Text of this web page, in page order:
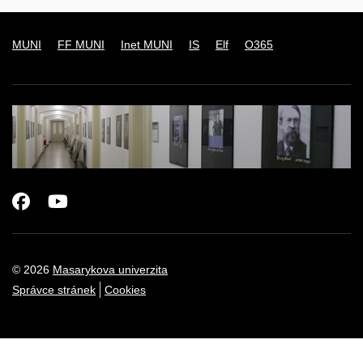
MUNI FF MUNI Inet MUNI IS Elf O365
© 2026 Masarykova univerzita
Správce stránek
Cookies
Facebook